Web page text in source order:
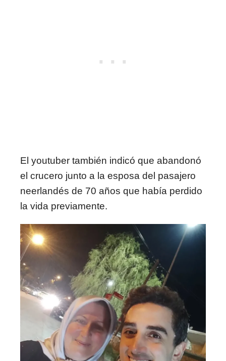
El youtuber también indicó que abandonó
el crucero junto a la esposa del pasajero
neerlandés de 70 años que había perdido
la vida previamente.